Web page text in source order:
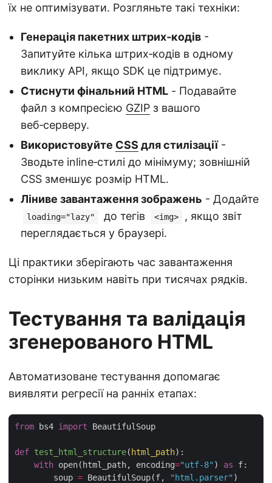
їх не оптимізувати. Розгляньте такі техніки:
Генерація пакетних штрих‑кодів -
Запитуйте кілька штрих‑кодів в одному
виклику API, якщо SDK це підтримує.
Стиснути фінальний HTML - Подавайте
файл з компресією GZIP з вашого
веб‑серверу.
Використовуйте CSS для стилізації-
Зводьте inline‑стилі до мінімуму; зовнішній
CSS зменшує розмір HTML.
Ліниве завантаження зображень - Додайте
loading="lazy" до тегів <img>
, якщо звіт
переглядається у браузері.
Ці практики зберігають час завантаження
сторінки низьким навіть при тисячах рядків.
Тестування та валідація
згенерованого HTML
Автоматизоване тестування допомагає
виявляти регресії на ранніх етапах:
from bs4 import
def test_html_structure( html_path):
with open(html_path, encoding="utf-8" ) as
        soup
= BeautifulSoup(f, "html.parser"